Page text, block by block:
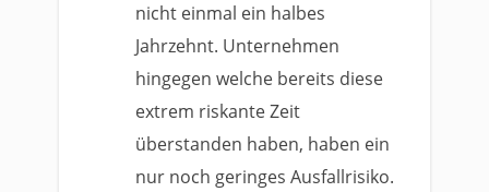
nicht einmal ein halbes
Jahrzehnt. Unternehmen
hingegen welche bereits diese
extrem riskante Zeit
überstanden haben, haben ein
nur noch geringes Ausfallrisiko.